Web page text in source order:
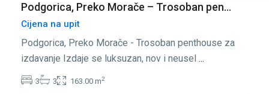
Podgorica, Preko Morače – Trosoban pen...
Cijena na upit
Podgorica, Preko Morače - Trosoban penthouse za
izdavanje Izdaje se luksuzan, nov i neusel ...
3 3 163.00 m2